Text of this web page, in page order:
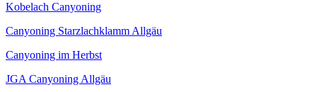
Kobelach Canyoning
Canyoning Starzlachklamm Allgäu
Canyoning im Herbst
JGA Canyoning Allgäu